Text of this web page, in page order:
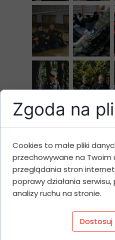
Zgoda na
Cookies to małe pliki
przechowywane na Twoim
przeglądania stron
poprawy działania
analizy ruchu na stronie.
Dostosuj